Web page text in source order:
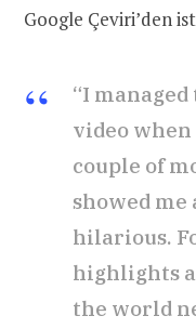
Google Çeviri’den
“I
video
couple of
showed
hilarious.
highlights
the world